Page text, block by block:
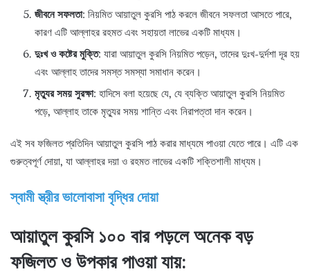
জীবনে সফলতা: নিয়মিত আয়াতুল কুরসি পাঠ করলে জীবনে সফলতা আসতে পারে,
কারণ এটি আল্লাহর রহমত এবং সহায়তা লাভের একটি মাধ্যম।
দুঃখ ও কষ্টের মুক্তি: যারা আয়াতুল কুরসি নিয়মিত পড়েন, তাদের দুঃখ-দুর্দশা দূর হয়
এবং আল্লাহ তাদের সমস্ত সমস্যা সমাধান করেন।
মৃত্যুর সময় সুরক্ষা: হাদিসে বলা হয়েছে যে, যে ব্যক্তি আয়াতুল কুরসি নিয়মিত
পড়ে, আল্লাহ তাকে মৃত্যুর সময় শান্তি এবং নিরাপত্তা দান করেন।
এই সব ফজিলত প্রতিদিন আয়াতুল কুরসি পাঠ করার মাধ্যমে পাওয়া যেতে পারে। এটি এক
গুরুত্বপূর্ণ দোয়া, যা আল্লাহর দয়া ও রহমত লাভের একটি শক্তিশালী মাধ্যম।
স্বামী স্ত্রীর ভালোবাসা বৃদ্ধির দোয়া
আয়াতুল কুরসি ১০০ বার পড়লে অনেক বড়
ফজিলত ও উপকার পাওয়া যায়: